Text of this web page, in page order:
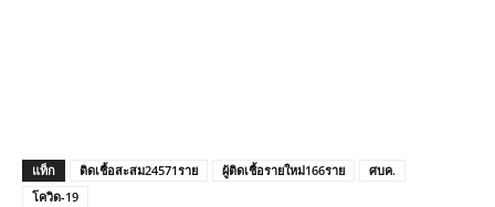
แท็ก ติดเชื้อสะสม24571ราย ผู้ติดเชื้อรายใหม่166ราย
ศบค.
โควิด-19